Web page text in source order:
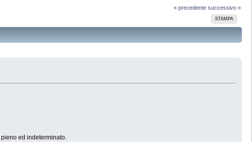
« precedente successivo »
STAMPA
ed indeterminato.